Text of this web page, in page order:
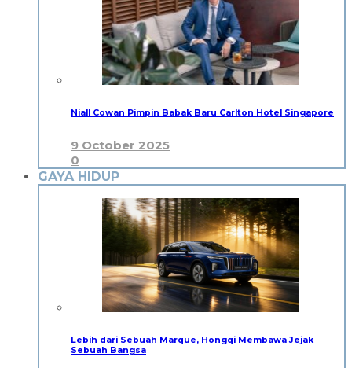
Niall Cowan Pimpin Babak Baru Carlton Hotel Singapore
9 October 2025
0
GAYA HIDUP
Lebih dari Sebuah Marque, Hongqi Membawa Jejak
Sebuah Bangsa